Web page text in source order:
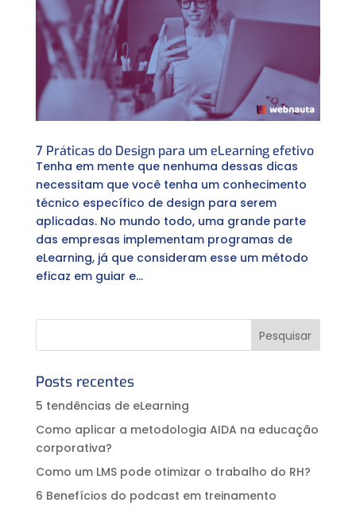
7 Práticas do Design para um eLearning efetivo
Tenha em mente que nenhuma dessas dicas
necessitam que você tenha um conhecimento
técnico específico de design para serem
aplicadas. No mundo todo, uma grande parte
das empresas implementam programas de
eLearning, já que consideram esse um método
eficaz em guiar e...
Posts recentes
5 tendências de eLearning
Como aplicar a metodologia AIDA na educação
corporativa?⠀
Como um LMS pode otimizar o trabalho do RH?
6 Benefícios do podcast em treinamento